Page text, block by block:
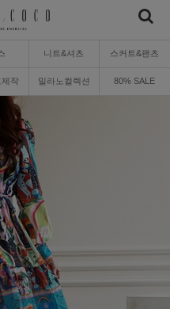
니트&셔츠 스커트&팬츠
제작 밀라노컬렉션 80% SALE